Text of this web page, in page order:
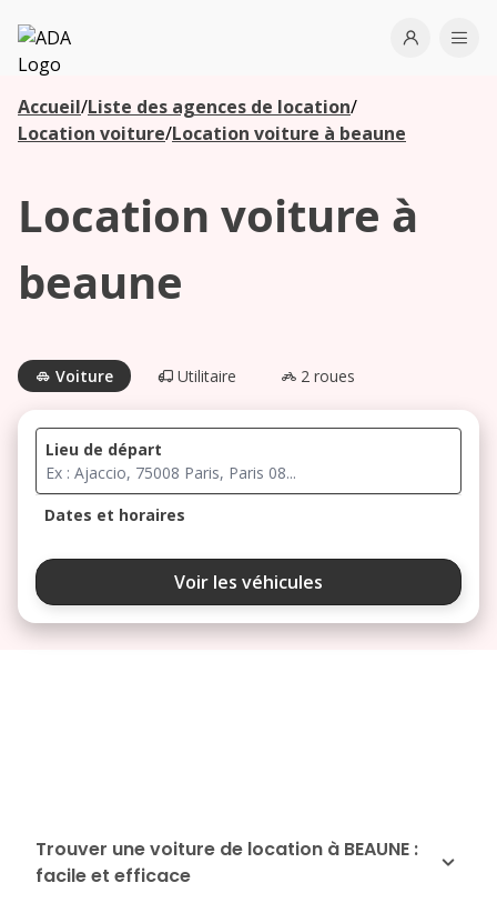
ADA
Open
Accueil/Liste des agences de location/
Location voiture/Location voiture à beaune
Location voiture à
beaune
Voiture Utilitaire 2 roues
Lieu de départ
Dates et horaires
août 2026
ma me
31
Voir les véhicules
Trouver une voiture de location à BEAUNE :
facile et efficace
Les
agences à
Commencez
votre
agences à
proximité